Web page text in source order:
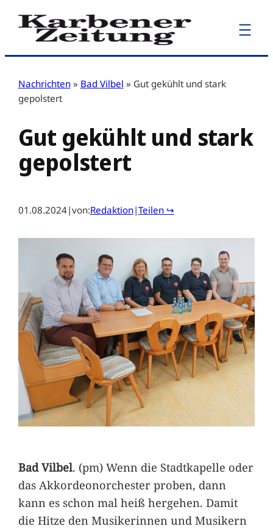
Zum
Inhalt
Nachrichten » Bad Vilbel » Gut gekühlt und stark
gepolstert
Gut gekühlt und stark
gepolstert
01.08.2024|von:Redaktion|Teilen ↪
Bad Vilbel. (pm) Wenn die Stadtkapelle oder
das Akkordeonorchester proben, dann
kann es schon mal heiß hergehen. Damit
die Hitze den Musikerinnen und Musikern